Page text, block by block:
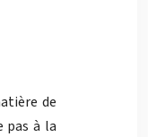
de
pas à la